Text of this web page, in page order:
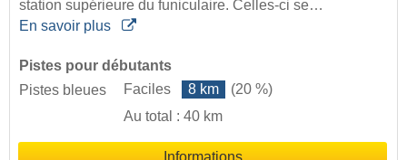
station supérieure du funiculaire. Celles-ci se…
En savoir plus
Pistes pour débutants
Pistes bleues
Faciles 8 km
(20 %)
Au total : 40 km
Informations